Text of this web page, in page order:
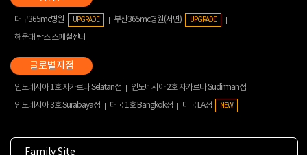
대구365mc병원 UPGRADE 부산365mc병원(서면) UPGRADE
해운대 람스 스페셜센터
인도네시아 1호 자카르타 Selatan점
인도네시아 2호 자카르타 Sudirman점
인도네시아 3호 Surabaya점
태국 1호 Bangkok점 미국 LA점 NEW
Family Site